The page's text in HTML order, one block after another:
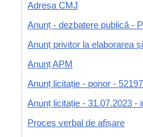
Adresa CMJ
Anunț - dezbatere publică -
Anunț privitor la elaborarea
Anunț APM
Anunț licitație - ponor -
Anunț licitație - 31.07.2023 -
Proces verbal de afișare